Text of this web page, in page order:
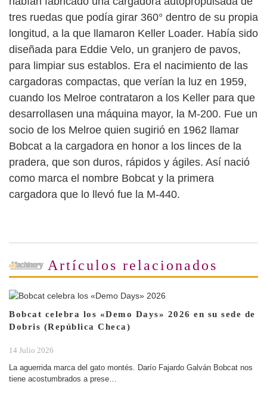
tres ruedas que podía girar 360° dentro de su propia
longitud, a la que llamaron Keller Loader. Había sido
diseñada para Eddie Velo, un granjero de pavos,
para limpiar sus establos. Era el nacimiento de las
cargadoras compactas, que verían la luz en 1959,
cuando los Melroe contrataron a los Keller para que
desarrollasen una máquina mayor, la M-200. Fue un
socio de los Melroe quien sugirió en 1962 llamar
Bobcat a la cargadora en honor a los linces de la
pradera, que son duros, rápidos y ágiles. Así nació
como marca el nombre Bobcat y la primera
cargadora que lo llevó fue la M-440.
Artículos relacionados
Bobcat celebra los «Demo Days» 2026 en su sede de
Dobris (República Checa)
14 Julio 2026
La aguerrida marca del gato montés. Darío Fajardo Galván Bobcat nos
tiene acostumbrados a prese…